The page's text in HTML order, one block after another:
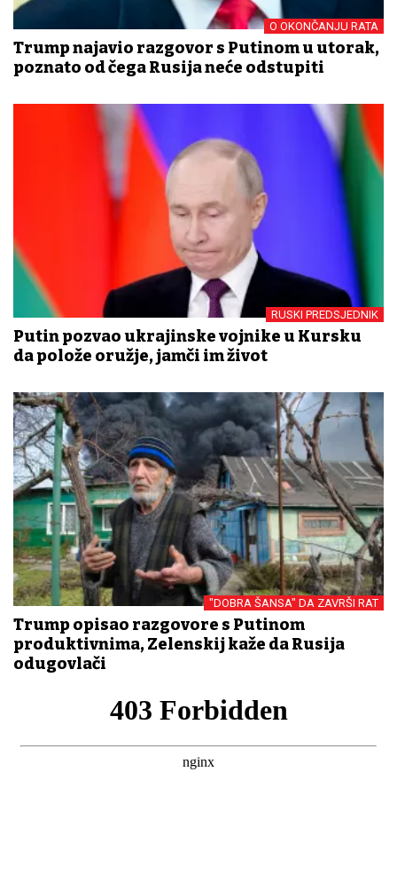
O OKONČANJU RATA
Trump najavio razgovor s Putinom u utorak,
poznato od čega Rusija neće odstupiti
RUSKI PREDSJEDNIK
Putin pozvao ukrajinske vojnike u Kursku
da polože oružje, jamči im život
"DOBRA ŠANSA" DA ZAVRŠI RAT
Trump opisao razgovore s Putinom
produktivnima, Zelenskij kaže da Rusija
odugovlači